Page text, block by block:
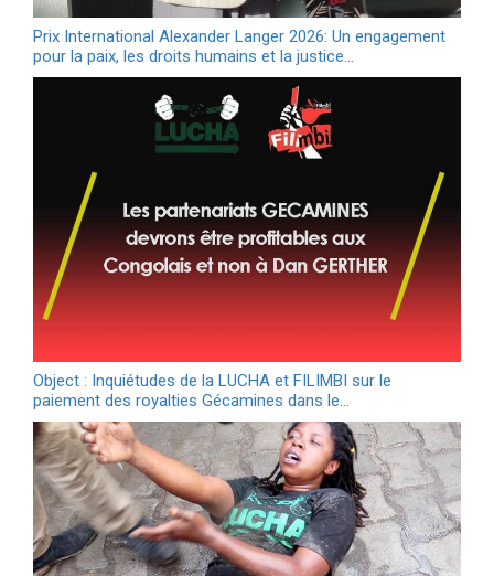
Prix International Alexander Langer 2026: Un engagement
pour la paix, les droits humains et la justice…
Object : Inquiétudes de la LUCHA et FILIMBI sur le
paiement des royalties Gécamines dans le…